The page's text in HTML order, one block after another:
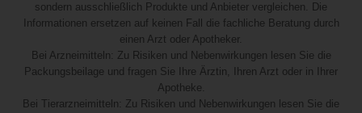
sondern ausschließlich Produkte und Anbieter vergleichen. Die
Informationen ersetzen auf keinen Fall die fachliche Beratung durch
einen Arzt oder Apotheker.
Bei Arzneimitteln: Zu Risiken und Nebenwirkungen lesen Sie die
Packungsbeilage und fragen Sie Ihre Ärztin, Ihren Arzt oder in Ihrer
Apotheke.
Bei Tierarzneimitteln: Zu Risiken und Nebenwirkungen lesen Sie die